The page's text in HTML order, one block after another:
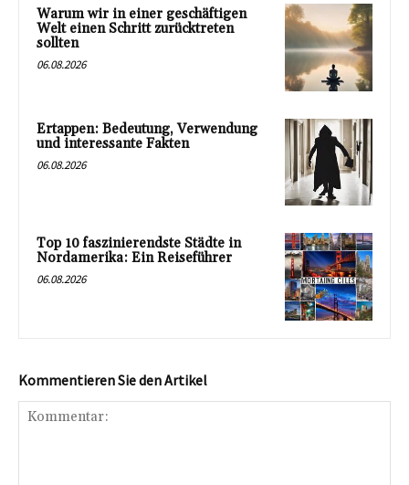
Warum wir in einer geschäftigen
Welt einen Schritt zurücktreten
sollten
06.08.2026
Ertappen: Bedeutung, Verwendung
und interessante Fakten
06.08.2026
Top 10 faszinierendste Städte in
Nordamerika: Ein Reiseführer
06.08.2026
Kommentieren Sie den Artikel